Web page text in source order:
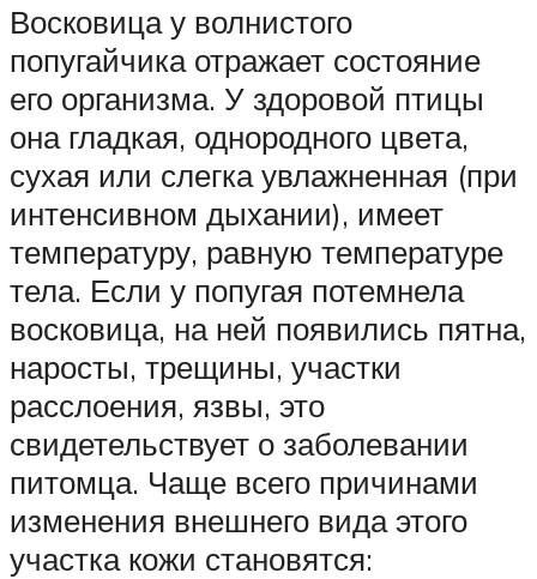
Восковица у волнистого
попугайчика отражает состояние
его организма. У здоровой птицы
она гладкая, однородного цвета,
сухая или слегка увлажненная (при
интенсивном дыхании), имеет
температуру, равную температуре
тела. Если у попугая потемнела
восковица, на ней появились пятна,
наросты, трещины, участки
расслоения, язвы, это
свидетельствует о заболевании
питомца. Чаще всего причинами
изменения внешнего вида этого
участка кожи становятся: